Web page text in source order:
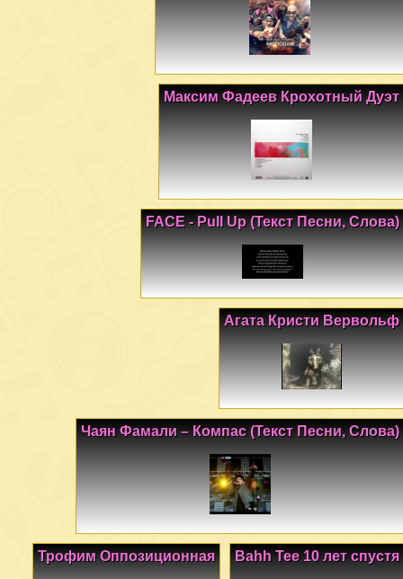
Максим Фадеев Крохотный Дуэт
FACE - Pull Up (Текст Песни, Слова)
Агата Кристи Вервольф
Чаян Фамали – Компас (Текст Песни, Слова)
Bahh Tee 10 лет спустя
Трофим Оппозиционная